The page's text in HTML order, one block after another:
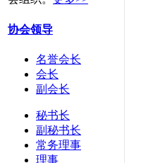
协会领导
名誉会长
会长
副会长
秘书长
副秘书长
常务理事
理事